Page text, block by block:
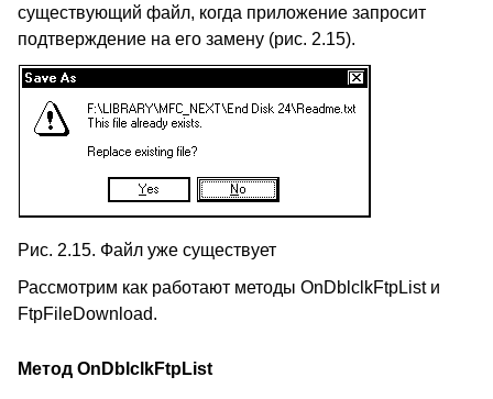
существующий файл, когда приложение запросит
подтверждение на его замену (рис. 2.15).
Рис. 2.15. Файл уже существует
Рассмотрим как работают методы OnDblclkFtpList и
FtpFileDownload.
Метод OnDblclkFtpList